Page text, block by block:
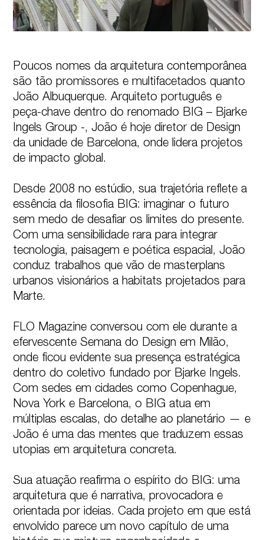
Poucos nomes da arquitetura contemporânea
são tão promissores e multifacetados quanto
João Albuquerque. Arquiteto português e
peça-chave dentro do renomado BIG – Bjarke
Ingels Group -, João é hoje diretor de Design
da unidade de Barcelona, onde lidera projetos
de impacto global.
Desde 2008 no estúdio, sua trajetória reflete a
essência da filosofia BIG: imaginar o futuro
sem medo de desafiar os limites do presente.
Com uma sensibilidade rara para integrar
tecnologia, paisagem e poética espacial, João
conduz trabalhos que vão de masterplans
urbanos visionários a habitats projetados para
Marte.
FLO Magazine conversou com ele durante a
efervescente Semana do Design em Milão,
onde ficou evidente sua presença estratégica
dentro do coletivo fundado por Bjarke Ingels.
Com sedes em cidades como Copenhague,
Nova York e Barcelona, o BIG atua em
múltiplas escalas, do detalhe ao planetário — e
João é uma das mentes que traduzem essas
utopias em arquitetura concreta.
Sua atuação reafirma o espírito do BIG: uma
arquitetura que é narrativa, provocadora e
orientada por ideias. Cada projeto em que está
envolvido parece um novo capítulo de uma